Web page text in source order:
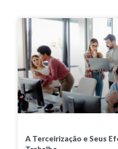
A Terceirização e Seus